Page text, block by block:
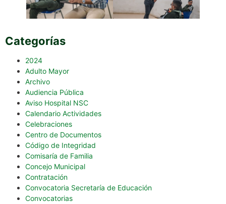
Categorías
2024
Adulto Mayor
Archivo
Audiencia Pública
Aviso Hospital NSC
Calendario Actividades
Celebraciones
Centro de Documentos
Código de Integridad
Comisaría de Familia
Concejo Municipal
Contratación
Convocatoria Secretaría de Educación
Convocatorias